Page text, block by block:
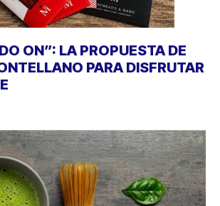
ON”: LA PROPUESTA DE
PARA DISFRUTAR